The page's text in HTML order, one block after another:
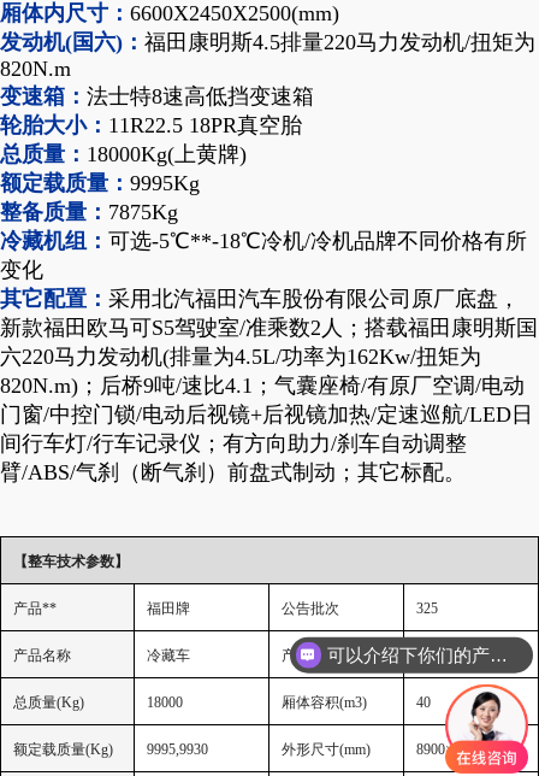
厢体内尺寸： 6600X2450X2500(mm)
发动机(国六)： 福田康明斯4.5排量220马力发动机/扭矩为
820N.m
变速箱： 法士特8速高低挡变速箱
轮胎大小： 11R22.5 18PR真空胎
总质量： 18000Kg(上黄牌)
额定载质量： 9995Kg
整备质量： 7875Kg
冷藏机组： 可选-5℃**-18℃冷机/冷机品牌不同价格有所
变化
其它配置： 采用北汽福田汽车股份有限公司原厂底盘，
新款福田欧马可S5驾驶室/准乘数2人；搭载福田康明斯国
六220马力发动机(排量为4.5L/功率为162Kw/扭矩为
820N.m)；后桥9吨/速比4.1；气囊座椅/有原厂空调/电动
门窗/中控门锁/电动后视镜+后视镜加热/定速巡航/LED日
间行车灯/行车记录仪；有方向助力/刹车自动调整
臂/ABS/气刹（断气刹）前盘式制动；其它标配。
【整车技术参数】
产品** 福田牌 公告批次 325
产品名称 冷藏车 产品型号 BJ5186XLC-1M
总质量(Kg) 18000 厢体容积(m3) 40
额定载质量(Kg) 9995,9930 外形尺寸(mm) 8900× 2600×3950
可以介绍下你们的产品么